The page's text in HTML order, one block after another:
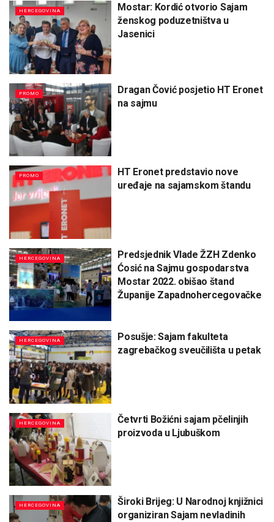
HERCEGOVINA
Mostar: Kordić otvorio Sajam
ženskog poduzetništva u
Jasenici
PROMO
Dragan Čović posjetio HT Eronet
na sajmu
PROMO
HT Eronet predstavio nove
uređaje na sajamskom štandu
HERCEGOVINA
Predsjednik Vlade ŽZH Zdenko
Ćosić na Sajmu gospodarstva
Mostar 2022. obišao štand
Županije Zapadnohercegovačke
HERCEGOVINA
Posušje: Sajam fakulteta
zagrebačkog sveučilišta u petak
HERCEGOVINA
Četvrti Božićni sajam pčelinjih
proizvoda u Ljubuškom
HERCEGOVINA
Široki Brijeg: U Narodnoj knjižnici
organiziran Sajam nevladinih